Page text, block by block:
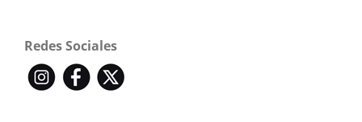
Redes Sociales